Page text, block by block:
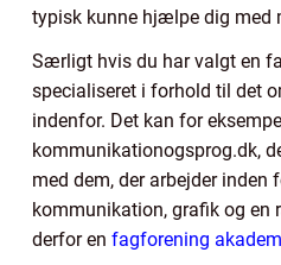
typisk kunne hjælpe dig med
Særligt hvis du har valgt en
specialiseret i forhold til det
indenfor. Det kan for
kommunikationogsprog.dk,
med dem, der arbejder inden
kommunikation, grafik og en
derfor en fagforening